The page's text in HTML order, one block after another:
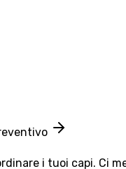
i tuoi capi. Ci